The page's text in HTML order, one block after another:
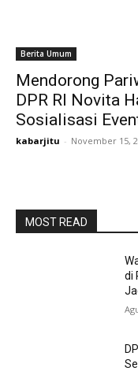
Berita Umum
Mendorong
DPR RI Novita
Sosialisasi
kabarjitu - November 15,
MOST READ
di